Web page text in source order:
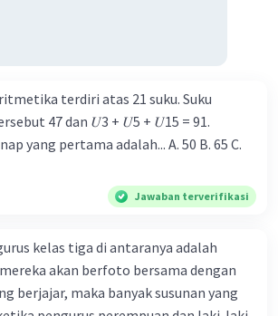
terdiri atas 21 suku. Suku
47 dan 𝑈3 + 𝑈5 + 𝑈15 = 91.
yang pertama adalah... A. 50 B. 65 C.
Jawaban terverifikasi
kelas tiga di antaranya adalah
akan berfoto bersama dengan
berjajar, maka banyak susunan yang